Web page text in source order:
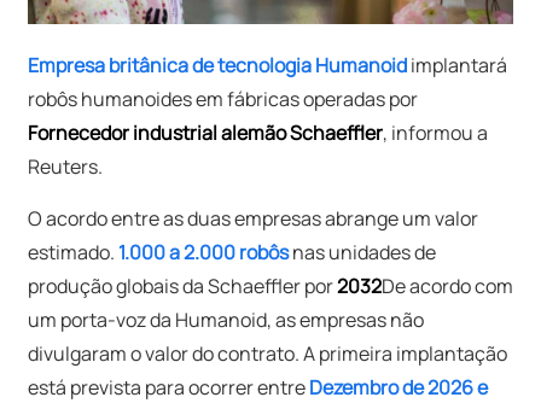
Empresa britânica de tecnologia Humanoidimplantará
robôs humanoides em fábricas operadas por
Fornecedor industrial alemão Schaeffler, informou a
Reuters.
O acordo entre as duas empresas abrange um valor
estimado. 1.000 a 2.000 robôsnas unidades de
produção globais da Schaeffler por2032De acordo com
um porta-voz da Humanoid, as empresas não
divulgaram o valor do contrato. A primeira implantação
está prevista para ocorrer entreDezembro de 2026 e